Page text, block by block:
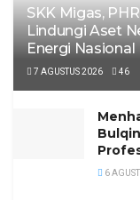
SKK Migas,
Lindungi Aset
Energi Nasional
7 AGUSTUS 2026 46
6